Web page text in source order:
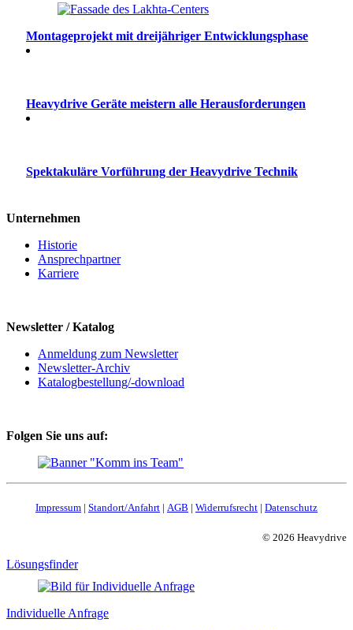
Montageprojekt mit dreijähriger Entwicklungsphase
Heavydrive Geräte meistern alle Herausforderungen
Spektakuläre Vorführung der Heavydrive Technik
Unternehmen
Historie
Ansprechpartner
Karriere
Newsletter / Katalog
Anmeldung zum Newsletter
Newsletter-Archiv
Katalogbestellung/-download
Folgen Sie uns auf:
Impressum | Standort/Anfahrt | AGB | Widerrufsrecht | Datenschutz
© 2026 Heavydrive
Lösungsfinder
Individuelle Anfrage